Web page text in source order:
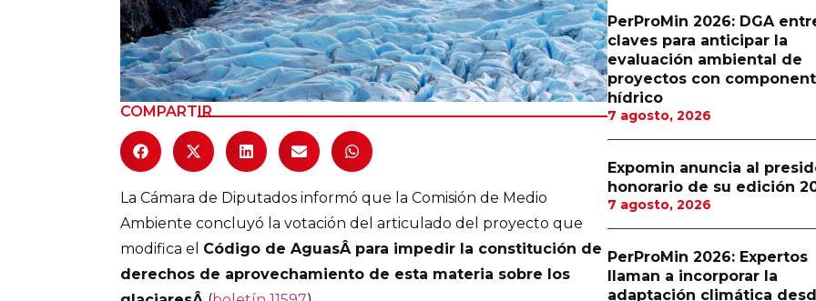
COMPARTIR
La Cámara de Diputados informó que la Comisión de Medio
Ambiente concluyó la votación del articulado del proyecto que
modifica el Código de AguasÂ para impedir la constitución de
derechos de aprovechamiento de esta materia sobre los
PerProMin 2026: DGA
claves para anticipar la
evaluación ambiental de
proyectos con
hídrico
7 agosto, 2026
Expomin anuncia al
honorario de su edición
7 agosto, 2026
PerProMin 2026: Expertos
llaman a incorporar la
adaptación climática